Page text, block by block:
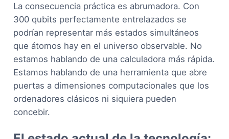
La consecuencia práctica es abrumadora. Con
300 qubits perfectamente entrelazados se
podrían representar más estados simultáneos
que átomos hay en el universo observable. No
estamos hablando de una calculadora más rápida.
Estamos hablando de una herramienta que abre
puertas a dimensiones computacionales que los
ordenadores clásicos ni siquiera pueden
concebir.